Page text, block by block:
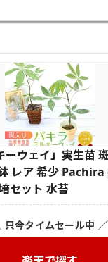
ーウェイ」実生苗
レア 希少
セット 水苔
只今タイムセール中 ／